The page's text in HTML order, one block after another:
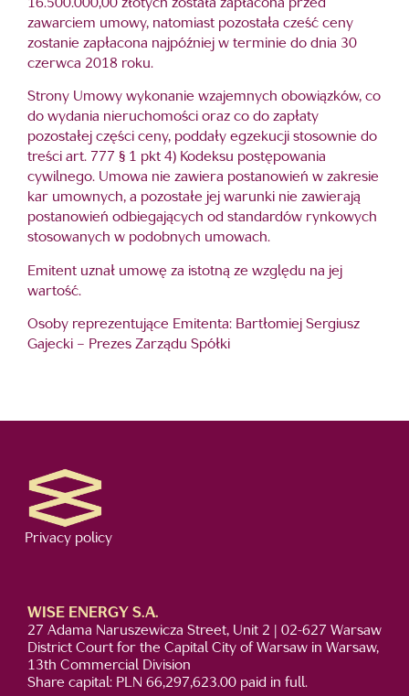
16.500.000,00 złotych została zapłacona przed
zawarciem umowy, natomiast pozostała cześć ceny
zostanie zapłacona najpóźniej w terminie do dnia 30
czerwca 2018 roku.
Strony Umowy wykonanie wzajemnych obowiązków, co
do wydania nieruchomości oraz co do zapłaty
pozostałej części ceny, poddały egzekucji stosownie do
treści art. 777 § 1 pkt 4) Kodeksu postępowania
cywilnego. Umowa nie zawiera postanowień w zakresie
kar umownych, a pozostałe jej warunki nie zawierają
postanowień odbiegających od standardów rynkowych
stosowanych w podobnych umowach.
Emitent uznał umowę za istotną ze względu na jej
wartość.
Osoby reprezentujące Emitenta: Bartłomiej Sergiusz
Gajecki – Prezes Zarządu Spółki
Privacy policy
WISE ENERGY S.A.
27 Adama Naruszewicza Street, Unit 2 | 02-627 Warsaw
District Court for the Capital City of Warsaw in Warsaw,
13th Commercial Division
Share capital: PLN 66,297,623.00 paid in full.